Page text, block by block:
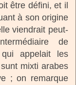
être défini, et il
à son origine
viendrait peut-
de
qui appelait les
mixti arabes
; on remarque